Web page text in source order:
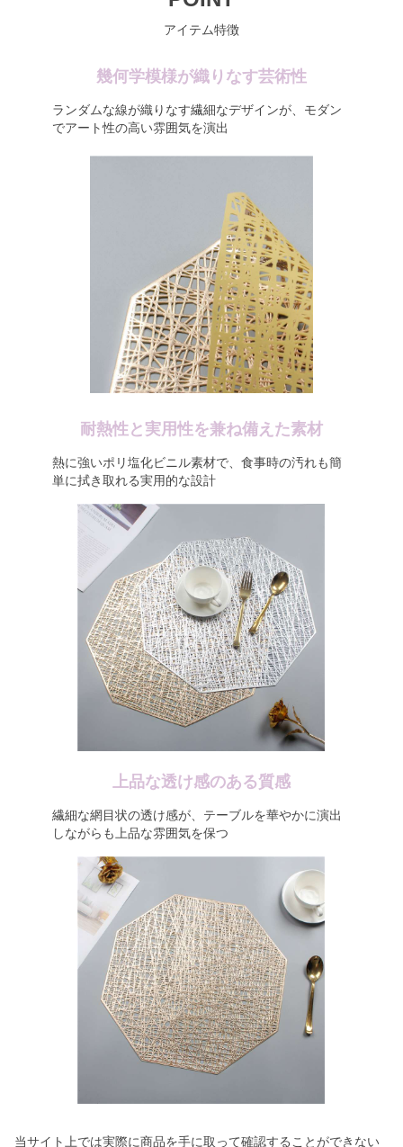
アイテム特徴
幾何学模様が織りなす芸術性
ランダムな線が織りなす繊細なデザインが、モダン
でアート性の高い雰囲気を演出
耐熱性と実用性を兼ね備えた素材
熱に強いポリ塩化ビニル素材で、食事時の汚れも簡
単に拭き取れる実用的な設計
上品な透け感のある質感
繊細な網目状の透け感が、テーブルを華やかに演出
しながらも上品な雰囲気を保つ
当サイト上では実際に商品を手に取って確認することができない